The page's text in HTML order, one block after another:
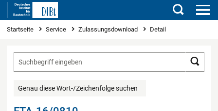
Suchen
Sie sind hier
Startseite Service Zulassungsdownload Detail
Genau diese Wort-/Zeichenfolge suchen